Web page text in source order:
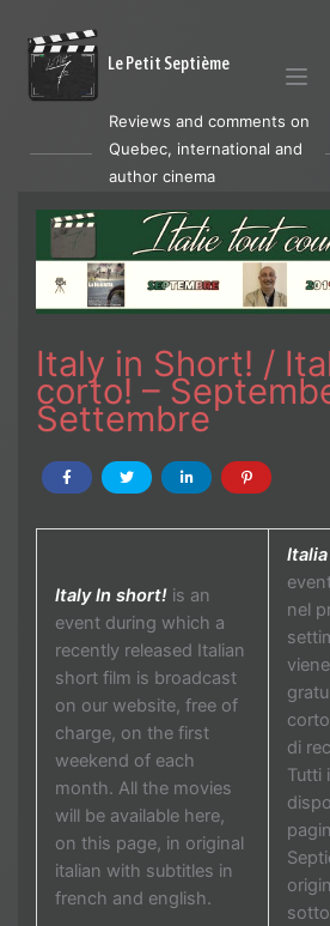
Le Petit Septième
Reviews and comments on
Quebec, international and
author cinema
Italy in Short! /
corto! –
Settembre
Italy In short!is an
event during which a
recently released Italian
short film is broadcast
on our website, free of
charge, on the first
weekend of each
month. All the movies
will be available here,
on this page, in original
italian with subtitles in
french and english.
nel
di
Tutti